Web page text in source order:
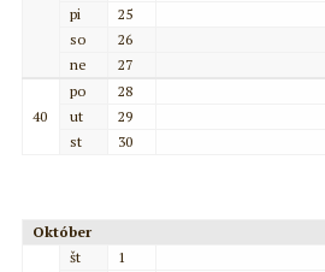
pi
25
so
26
ne
27
40
po
28
ut
29
st
30
Október
št
1